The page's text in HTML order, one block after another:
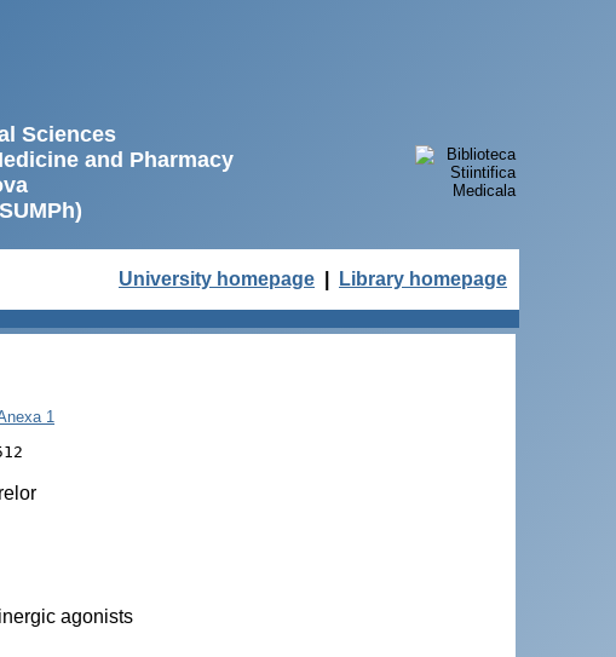
Sciences
and Pharmacy
University homepage Library homepage
1
agonists